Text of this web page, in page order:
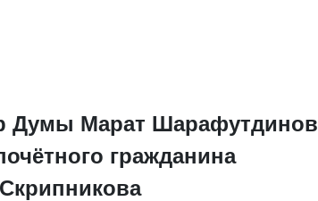
Думы Марат Шарафутдинов
гражданина